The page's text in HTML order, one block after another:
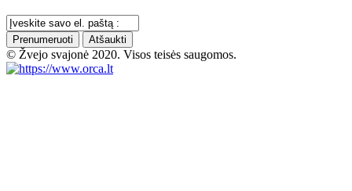
Prenumeruoti Atšaukti
© Žvejo svajonė 2020. Visos teisės saugomos.